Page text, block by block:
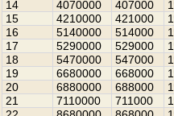
14
4070000 407000
15
4210000 421000
16
5140000 514000
17
5290000 529000
18
5470000 547000
19
6680000 668000
20
6880000 688000
21
7110000 711000